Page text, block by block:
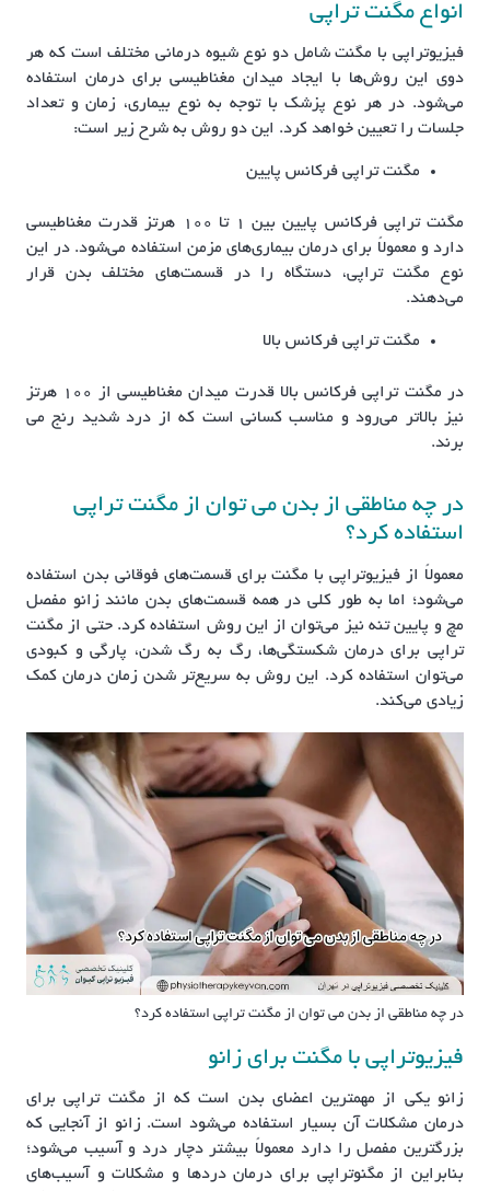
انواع مگنت تراپی
فیزیوتراپی با مگنت شامل دو نوع شیوه درمانی مختلف است که هر
دوی این روش‌ها با ایجاد میدان مغناطیسی برای درمان استفاده
می‌شود. در هر نوع پزشک با توجه به نوع بیماری، زمان و تعداد
جلسات را تعیین خواهد کرد. این دو روش به شرح زیر است:
مگنت تراپی فرکانس پایین
مگنت تراپی فرکانس پایین بین ۱ تا ۱۰۰ هرتز قدرت مغناطیسی
دارد و معمولاً برای درمان بیماری‌های مزمن استفاده می‌شود. در این
نوع مگنت تراپی، دستگاه را در قسمت‌های مختلف بدن قرار
می‌دهند.
مگنت تراپی فرکانس بالا
در مگنت تراپی فرکانس بالا قدرت میدان مغناطیسی از ۱۰۰ هرتز
نیز بالاتر می‌رود و مناسب کسانی است که از درد شدید رنج می‌
برند.
در چه مناطقی از بدن می توان از مگنت تراپی
استفاده کرد؟
معمولاً از فیزیوتراپی با مگنت برای قسمت‌های فوقانی بدن استفاده
می‌شود؛ اما به طور کلی در همه قسمت‌های بدن مانند زانو مفصل
مچ و پایین تنه نیز می‌توان از این روش استفاده کرد. حتی از مگنت
تراپی برای درمان شکستگی‌ها، رگ به رگ شدن، پارگی‌ و کبودی‌
می‌توان استفاده کرد. این روش به سریع‌تر شدن زمان درمان کمک
زیادی می‌کند.
در چه مناطقی از بدن می توان از مگنت تراپی استفاده کرد؟
فیزیوتراپی با مگنت برای زانو
زانو یکی از مهمترین اعضای بدن است که از مگنت تراپی برای
درمان مشکلات آن بسیار استفاده می‌شود است. زانو از آنجایی که
بزرگترین مفصل را دارد معمولاً بیشتر دچار درد و آسیب می‌شود؛
بنابراین از مگنوتراپی برای درمان دردها و مشکلات و آسیب‌های